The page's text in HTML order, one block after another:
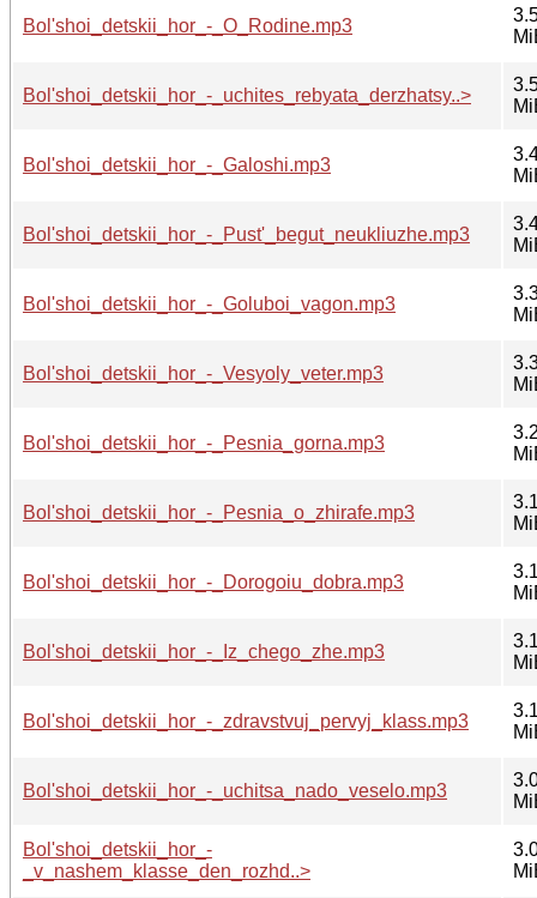
Bol'shoi_detskii_hor_-_O_Rodine.mp3
Bol'shoi_detskii_hor_-_uchites_rebyata_derzhatsy..>
Bol'shoi_detskii_hor_-_Galoshi.mp3
Bol'shoi_detskii_hor_-_Pust'_begut_neukliuzhe.mp3
Bol'shoi_detskii_hor_-_Goluboi_vagon.mp3
Bol'shoi_detskii_hor_-_Vesyoly_veter.mp3
Bol'shoi_detskii_hor_-_Pesnia_gorna.mp3
Bol'shoi_detskii_hor_-_Pesnia_o_zhirafe.mp3
Bol'shoi_detskii_hor_-_Dorogoiu_dobra.mp3
Bol'shoi_detskii_hor_-_Iz_chego_zhe.mp3
Bol'shoi_detskii_hor_-_zdravstvuj_pervyj_klass.mp3
Bol'shoi_detskii_hor_-_uchitsa_nado_veselo.mp3
Bol'shoi_detskii_hor_-
_v_nashem_klasse_den_rozhd..>